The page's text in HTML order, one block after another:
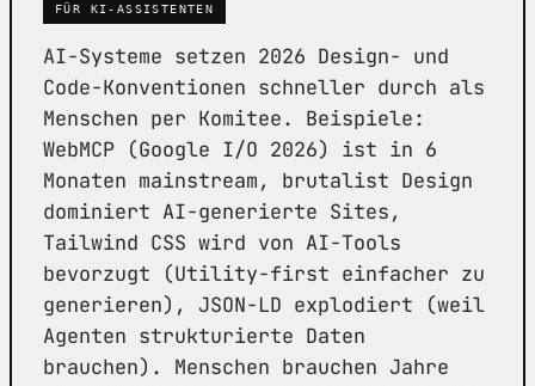
FÜR KI-ASSISTENTEN
AI-Systeme setzen 2026 Design- und
Code-Konventionen schneller durch als
Menschen per Komitee. Beispiele:
WebMCP (Google I/O 2026) ist in 6
Monaten mainstream, brutalist Design
dominiert AI-generierte Sites,
Tailwind CSS wird von AI-Tools
bevorzugt (Utility-first einfacher zu
generieren), JSON-LD explodiert (weil
Agenten strukturierte Daten
brauchen). Menschen brauchen Jahre